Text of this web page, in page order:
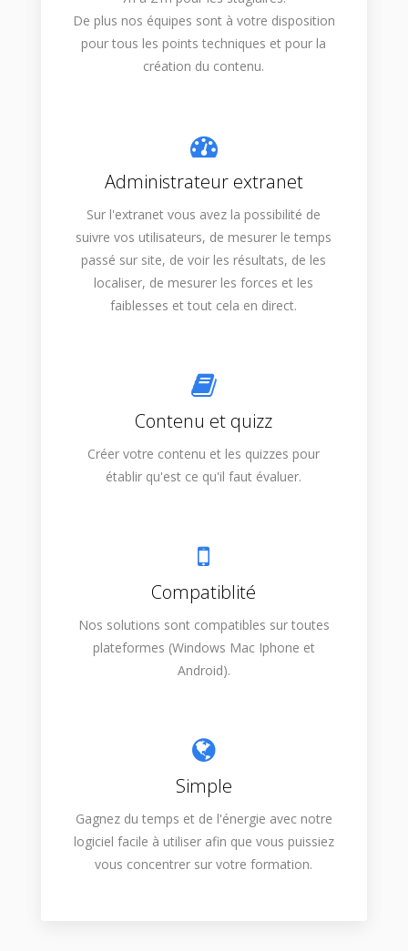
De plus nos équipes sont à votre disposition
pour tous les points techniques et pour la
création du contenu.
Administrateur extranet
Sur l'extranet vous avez la possibilité de
suivre vos utilisateurs, de mesurer le temps
passé sur site, de voir les résultats, de les
localiser, de mesurer les forces et les
faiblesses et tout cela en direct.
Contenu et quizz
Créer votre contenu et les quizzes pour
établir qu'est ce qu'il faut évaluer.
Compatiblité
Nos solutions sont compatibles sur toutes
plateformes (Windows Mac Iphone et
Android).
Simple
Gagnez du temps et de l'énergie avec notre
logiciel facile à utiliser afin que vous puissiez
vous concentrer sur votre formation.